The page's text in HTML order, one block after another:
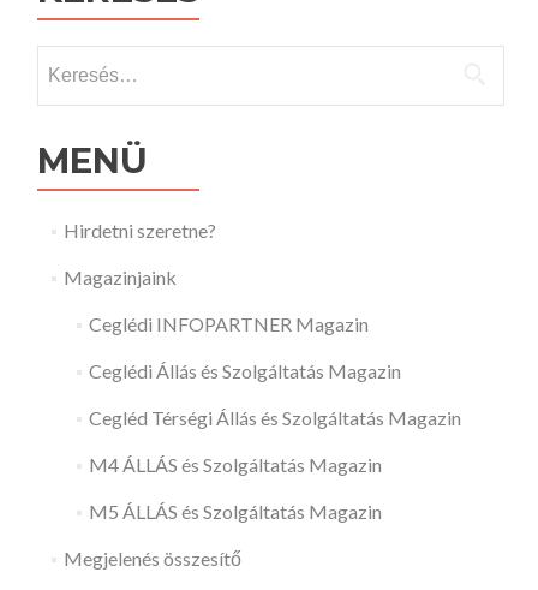
MENÜ
Hirdetni szeretne?
Magazinjaink
Ceglédi INFOPARTNER Magazin
Ceglédi Állás és Szolgáltatás Magazin
Cegléd Térségi Állás és Szolgáltatás Magazin
M4 ÁLLÁS és Szolgáltatás Magazin
M5 ÁLLÁS és Szolgáltatás Magazin
Megjelenés összesítő